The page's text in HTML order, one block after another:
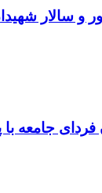
و سالار
فردای جامعه